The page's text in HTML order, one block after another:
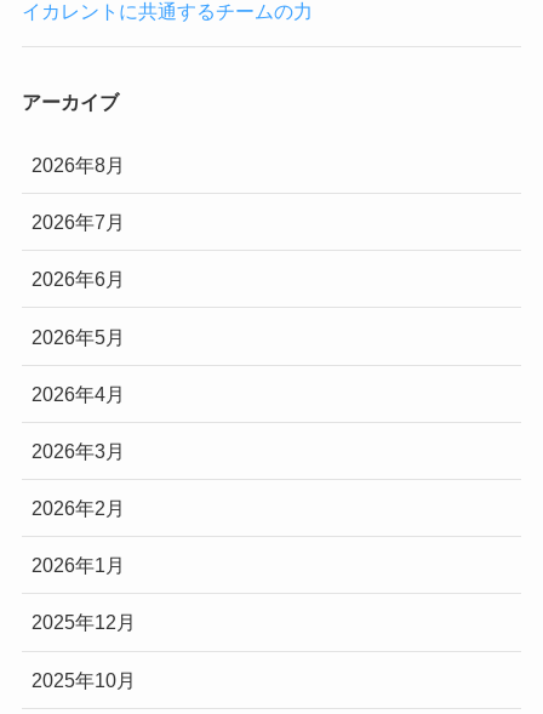
イカレントに共通するチームの力
アーカイブ
2026年8月
2026年7月
2026年6月
2026年5月
2026年4月
2026年3月
2026年2月
2026年1月
2025年12月
2025年10月